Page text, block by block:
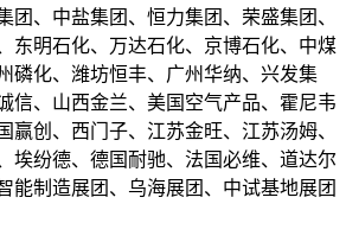
团、中盐集团、恒力集团、荣盛集团、
东明石化、万达石化、京博石化、中煤
磷化、潍坊恒丰、广州华纳、兴发集
信、山西金兰、美国空气产品、霍尼韦
赢创、西门子、江苏金旺、江苏汤姆、
埃纷德、德国耐驰、法国必维、道达尔
能制造展团、乌海展团、中试基地展团